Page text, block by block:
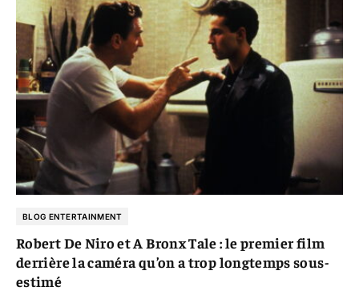
BLOG ENTERTAINMENT
Robert De Niro et A Bronx Tale : le premier film
derrière la caméra qu’on a trop longtemps sous-
estimé